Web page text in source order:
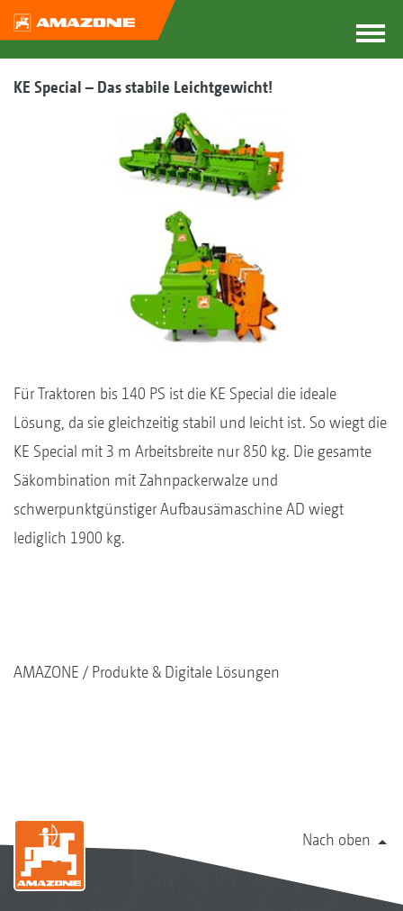
KE Special – Das stabile Leichtgewicht!
Für Traktoren bis 140 PS ist die KE Special die ideale
Lösung, da sie gleichzeitig stabil und leicht ist. So wiegt die
KE Special mit 3 m Arbeitsbreite nur 850 kg. Die gesamte
Säkombination mit Zahnpackerwalze und
schwerpunktgünstiger Aufbausämaschine AD wiegt
lediglich 1900 kg.
AMAZONE Produkte & Digitale Lösungen
Nach oben